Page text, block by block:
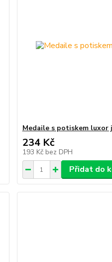
Medaile s potiskem luxor
234 Kč
193 Kč bez DPH
Přidat do